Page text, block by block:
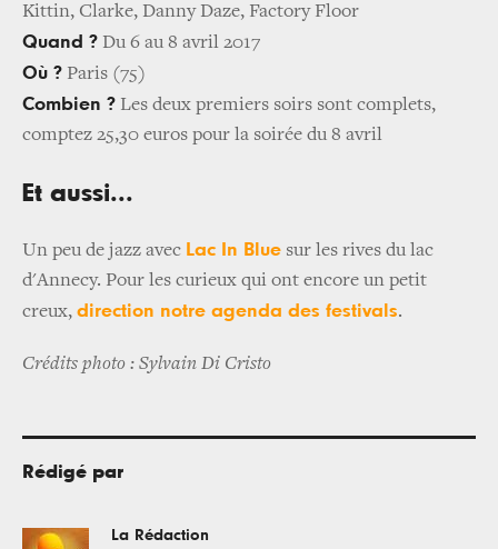
Kittin, Clarke, Danny Daze, Factory Floor
Quand ? Du 6 au 8 avril 2017
Où ? Paris (75)
Combien ? Les deux premiers soirs sont complets,
comptez 25,30 euros pour la soirée du 8 avril
Et aussi...
Un peu de jazz avec Lac In Blue sur les rives du lac
d'Annecy. Pour les curieux qui ont encore un petit
creux, direction notre agenda des festivals.
Crédits photo : Sylvain Di Cristo
Rédigé par
La Rédaction